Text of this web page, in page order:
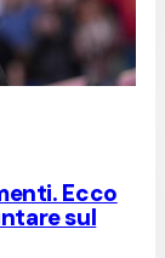
Ecco
sul